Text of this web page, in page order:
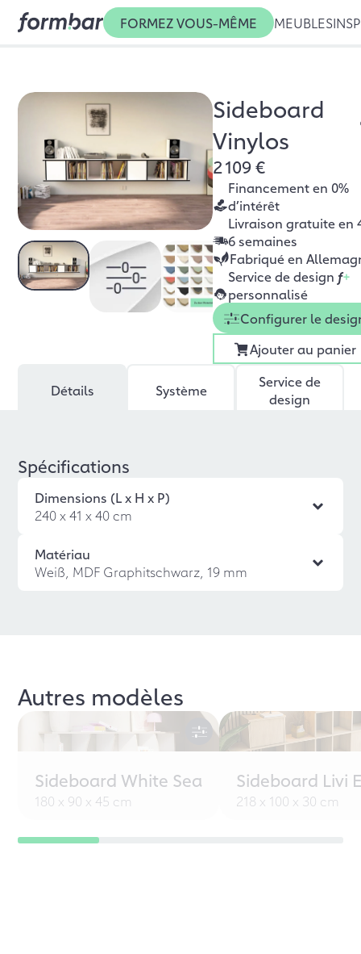
FORMEZ VOUS-MÊME MEUBLES
Sideboard
Vinylos
2 109 €
Financement en 0%
d’intérêt
Livraison gratuite en
6 semaines
Fabriqué en
Service de design f+
personnalisé
Configurer le
Ajouter au panier
Détails Système
Service de
design
Spécifications
Dimensions (L x H x P)
240 x 41 x 40 cm
Matériau
Weiß, MDF Graphitschwarz, 19 mm
Autres modèles
Sideboard White Sea
180 x 90 x 45 cm
Sideboard Livi
218 x 100 x 30 cm